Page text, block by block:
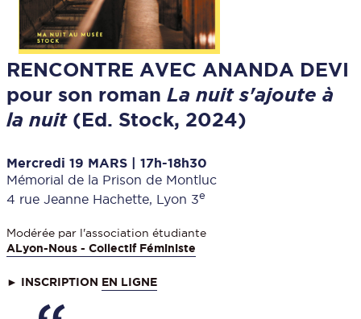
RENCONTRE AVEC ANANDA DEVI
pour son romanLa nuit s'ajoute à
la nuit (Ed. Stock, 2024)
Mercredi 19 MARS | 17h-18h30
Mémorial de la Prison de Montluc
4 rue Jeanne Hachette, Lyon 3e
Modérée par l'association étudiante
ALyon-Nous - Collectif Féministe
► INSCRIPTION EN LIGNE